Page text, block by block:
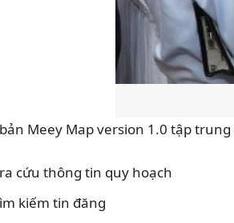
Meey Map version 1.0 tập
cứu thông tin quy hoạch
kiếm tin đăng